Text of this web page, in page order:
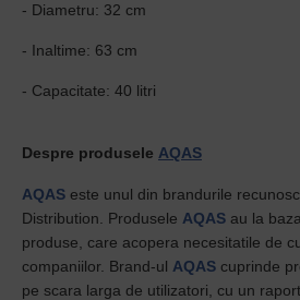
- Diametru: 32 cm
- Inaltime: 63 cm
- Capacitate: 40 litri
Despre produsele AQAS
AQAS este unul din brandurile
Distribution. Produsele AQAS au la
produse, care acopera necesitatile de
companiilor. Brand-ul AQAS cuprinde
pe scara larga de utilizatori, cu un